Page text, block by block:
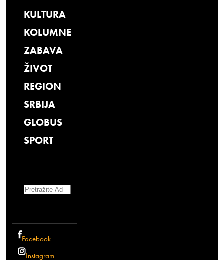
KULTURA
KOLUMNE
ZABAVA
ŽIVOT
REGION
SRBIJA
GLOBUS
SPORT
Search
Facebook
Instagram